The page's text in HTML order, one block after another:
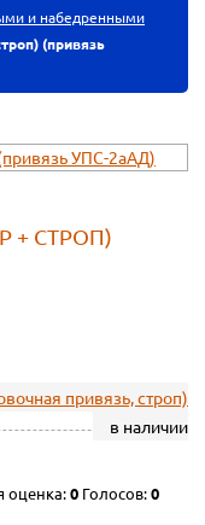
и набедренными
(привязь
+ СТРОП)
привязь, строп)
в наличии
оценка:0 Голосов:0